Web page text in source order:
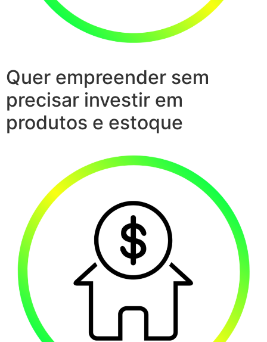
Quer empreender sem
precisar investir em
produtos e estoque